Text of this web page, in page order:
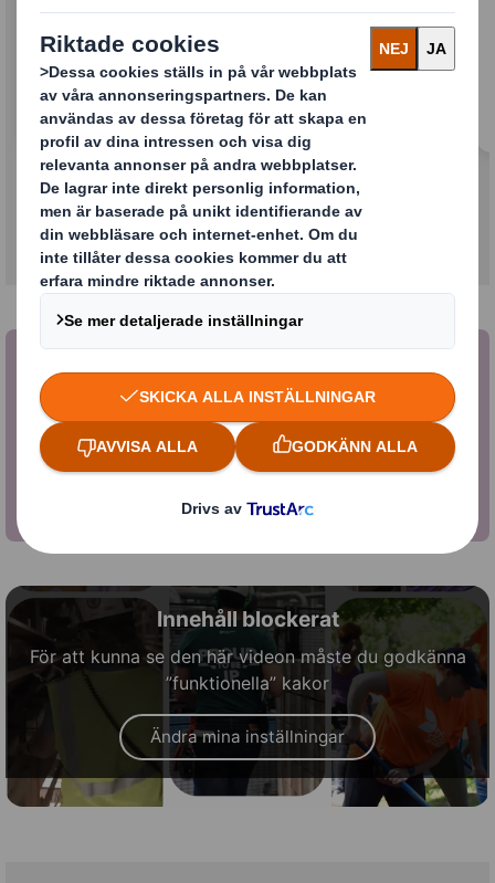
och effektiva servicen i branschen. Vi kommer
att fortsätta leverera mervärde till dig genom
vår kundupplevelse och du kan förvänta dig
ännu mer av oss i framtiden som ett
konsoliderat företag.
Vår geografiska räckvidd
30+ Länder | 200+ Pappersbruk och
tillverkningsanläggningar i Nordamerika | 230+
Pappersbruk och tillverkningsanläggningar i EMEA |
Innehåll blockerat
För att kunna se den här videon måste du godkänna
”funktionella” kakor
Ändra mina inställningar